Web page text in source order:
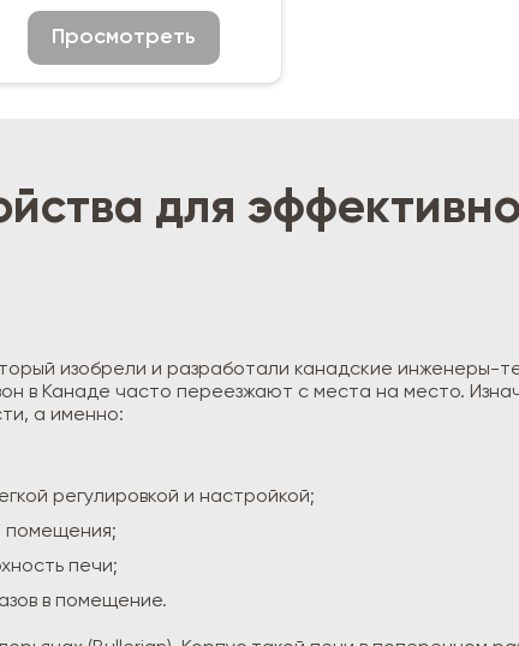
Просмотреть
для
изобрели и разработали канадские инженеры-
в Канаде часто переезжают с места на место.
а именно:
регулировкой и настройкой;
помещения;
печи;
в помещение.